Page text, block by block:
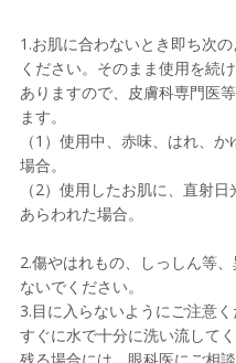
1.お肌に合わないとき即ち次
ください。そのまま使用を続
ありますので、皮膚科専門医
ます。
（1）使用中、赤味、はれ、
場合。
（2）使用したお肌に、直射
あらわれた場合。
2.傷やはれもの、しっしん等
ないでください。
3.目に入らないようにご注意
すぐに水で十分に洗い流して